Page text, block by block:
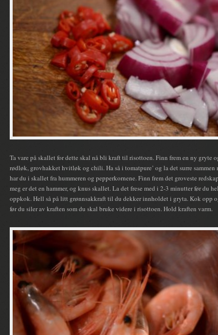
Ta vare på skallet for dette skal nå bli kraft til risottoen. Finn frem en ny gryte
rødløk, grovhakket hvitløk og chili. Ha så i tomatpure’ og la det surre sammen
har du i skallet fra hummeren og pepperkornene. Finn frem det groveste
meg er det en hammer, og knus skallet. La det frese med i 2-3 minutter før du
oppkok. Hell så på litt grønnsakkraft til du dekker innholdet i gryta. Kok opp
før du siler av kraften som du skal bruke videre i risottoen. Hold kraften varm.